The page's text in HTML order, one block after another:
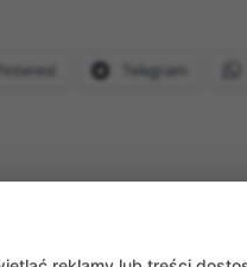
Pinterest Telegram